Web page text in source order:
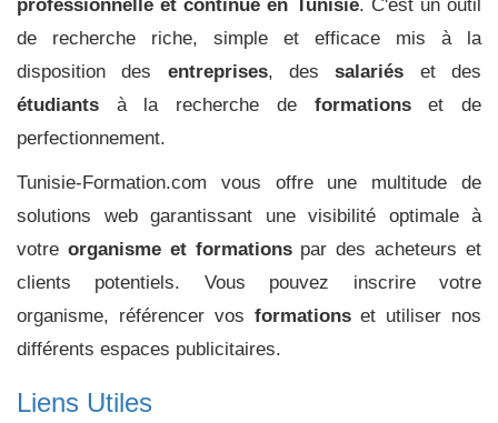
professionnelle et continue en Tunisie. C'est un outil
de recherche riche, simple et efficace mis à la
disposition des entreprises, dessalariés et des
étudiants à la recherche de formationset de
perfectionnement.
Tunisie-Formation.com vous offre une multitude de
solutions web garantissant une visibilité optimale à
votre organisme et formationspar des acheteurs et
clients potentiels. Vous pouvez inscrire votre
organisme, référencer vos formationset utiliser nos
différents espaces publicitaires.
Liens Utiles